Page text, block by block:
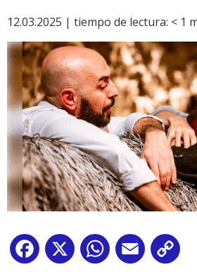
12.03.2025 | tiempo de lectura: < 1
Facebook
X WhatsApp
Email